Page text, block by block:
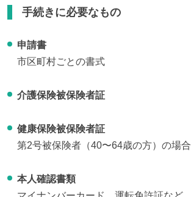
手続きに必要なもの
申請書
市区町村ごとの書式
介護保険被保険者証
健康保険被保険者証
第2号被保険者（40〜64歳の方）の場合
本人確認書類